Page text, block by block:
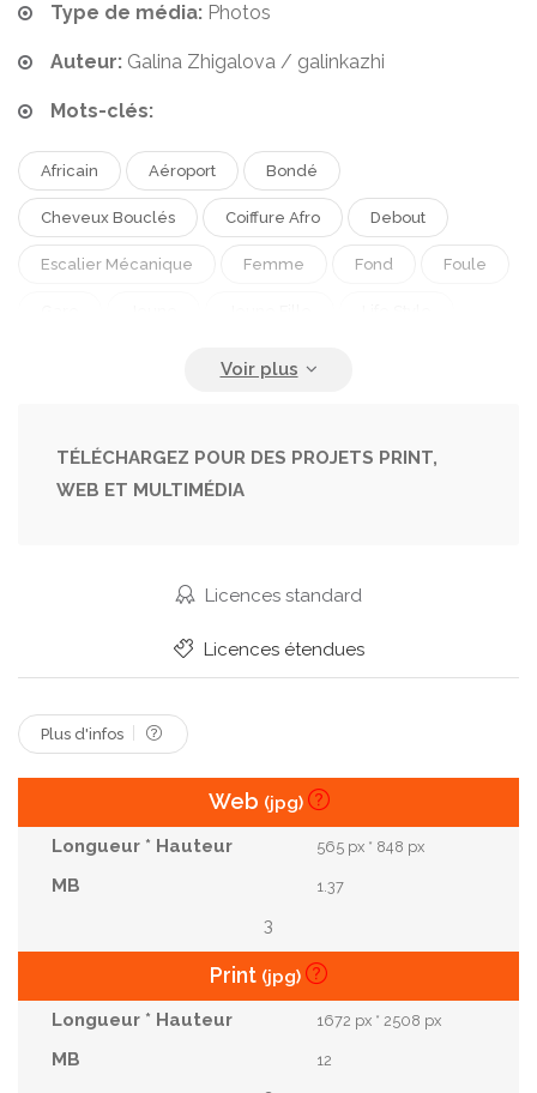
Type de média: Photos
Auteur: Galina Zhigalova / galinkazhi
Mots-clés:
Africain Aéroport Bondé
Cheveux Bouclés Coiffure Afro Debout
Escalier Mécanique Femme Fond Foule
Manteau Moderne
Rame Sac À Dos Sexe Feminin Sourire
Souterrain Telephone
Voyage
TÉLÉCHARGEZ POUR DES PROJETS PRINT,
WEB ET MULTIMÉDIA
Licences standard
Licences étendues
Plus d'infos
Web (jpg)
565 px * 848 px
1.37
3
Print (jpg)
1672 px * 2508 px
12